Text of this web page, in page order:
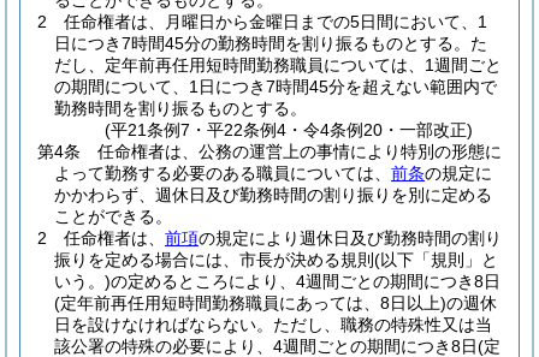
2
任命権者は、月曜日から金曜日までの5日間において、1
日につき7時間45分の勤務時間を割り振るものとする。 た
だし、定年前再任用短時間勤務職員については、1週間ごと
の期間について、1日につき7時間45分を超えない範囲内で
勤務時間を割り振るものとする。
(平21条例7・平22条例4・令4条例20・一部改正)
第4条
任命権者は、公務の運営上の事情により特別の形態に
よって勤務する必要のある職員については、 前条の規定に
かかわらず、週休日及び勤務時間の割り振りを別に定める
ことができる。
2
任命権者は、 前項の規定により週休日及び勤務時間の割り
振りを定める場合には、市長が決める規則 (以下「規則」と
いう。)の定めるところにより、4週間ごとの期間につき8日
(定年前再任用短時間勤務職員にあっては、8日以上)の週休
日を設けなければならない。 ただし、職務の特殊性又は当
該公署の特殊の必要により、4週間ごとの期間につき8日(定